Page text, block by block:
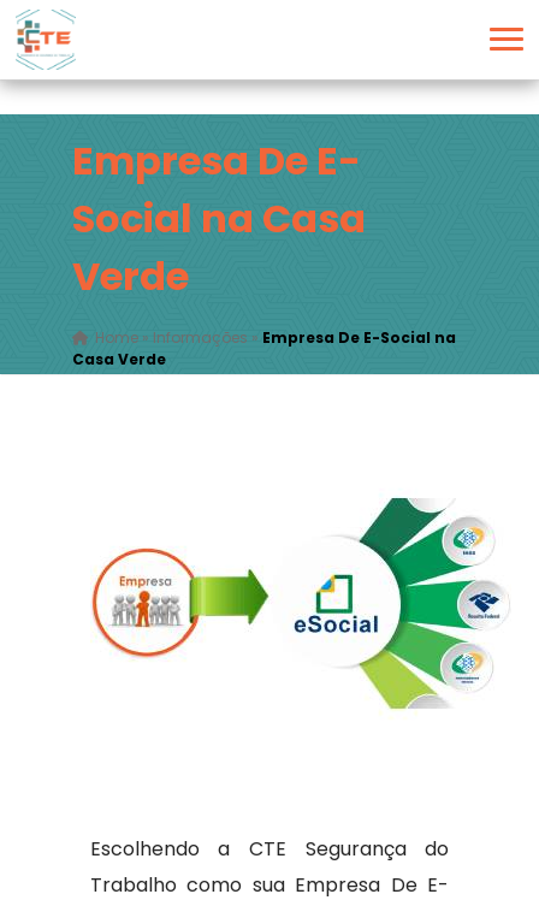
Empresa De E-
Social na Casa
Verde
Home» Informações » Empresa De E-Social na
Casa Verde
Escolhendo a CTE Segurança do
Trabalho como sua Empresa De E-